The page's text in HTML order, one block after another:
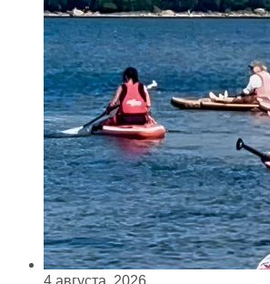
4 августа, 2026